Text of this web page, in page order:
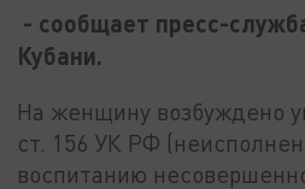
- сообщает пресс-
Кубани.
На женщину возбуждено
ст. 156 УК РФ
воспитанию